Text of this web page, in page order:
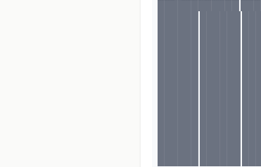
██████ ██████
██████ ██████
██████ ██████
██████ ██████
██████ ██████
██████ ██████
██████ ██████
██████ ██████
██████ ██████
██████ ██████
██████ ██████
██████ ██████